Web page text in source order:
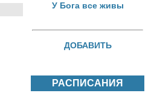
У Бога все живы
ДОБАВИТЬ
РАСПИСАНИЯ